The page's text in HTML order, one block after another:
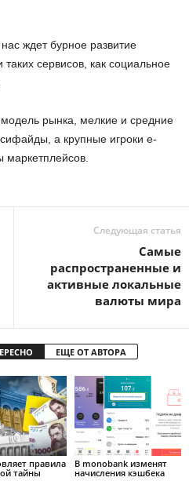
ждет бурное развитие
сервисов, как социальное
рынка, мелкие и средние
а крупные игроки e-
маркетплейсов.
Следующая статья
Самые
распространенные и
активные локальные
валюты мира
ЕЩЕ ОТ АВТОРА
правила
тайны
В monobank изменят
начисления кэшбека